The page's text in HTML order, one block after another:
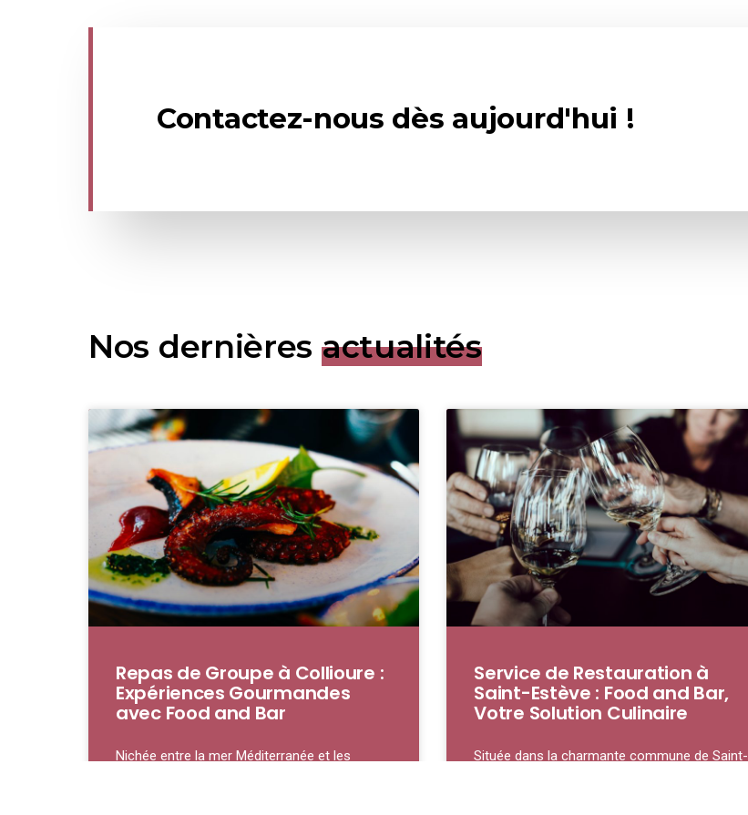
Contactez-nous dès aujourd'hui !
Nos dernières actualités
Repas de Groupe à Collioure :
Expériences Gourmandes
avec Food and Bar
Nichée entre la mer Méditerranée et les
Service de Restauration à
Saint-Estève : Food and Bar,
Votre Solution Culinaire
Située dans la charmante commune de Saint-